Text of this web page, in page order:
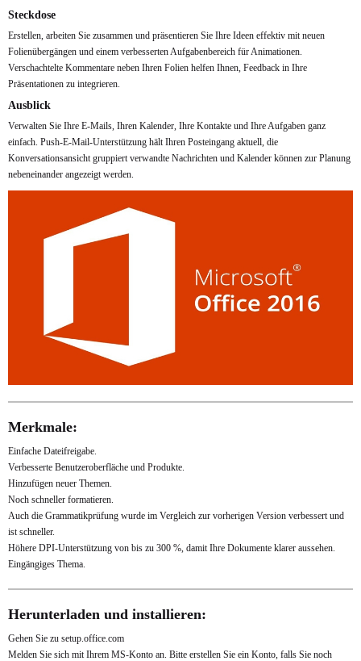
Steckdose
Erstellen, arbeiten Sie zusammen und präsentieren Sie Ihre Ideen effektiv mit neuen
Folienübergängen und einem verbesserten Aufgabenbereich für Animationen.
Verschachtelte Kommentare neben Ihren Folien helfen Ihnen, Feedback in Ihre
Präsentationen zu integrieren.
Ausblick
Verwalten Sie Ihre E-Mails, Ihren Kalender, Ihre Kontakte und Ihre Aufgaben ganz
einfach. Push-E-Mail-Unterstützung hält Ihren Posteingang aktuell, die
Konversationsansicht gruppiert verwandte Nachrichten und Kalender können zur Planung
nebeneinander angezeigt werden.
Merkmale:
Einfache Dateifreigabe.
Verbesserte Benutzeroberfläche und Produkte.
Hinzufügen neuer Themen.
Noch schneller formatieren.
Auch die Grammatikprüfung wurde im Vergleich zur vorherigen Version verbessert und
ist schneller.
Höhere DPI-Unterstützung von bis zu 300 %, damit Ihre Dokumente klarer aussehen.
Eingängiges Thema.
Herunterladen und installieren:
Gehen Sie zu setup.office.com
Melden Sie sich mit Ihrem MS-Konto an. Bitte erstellen Sie ein Konto, falls Sie noch